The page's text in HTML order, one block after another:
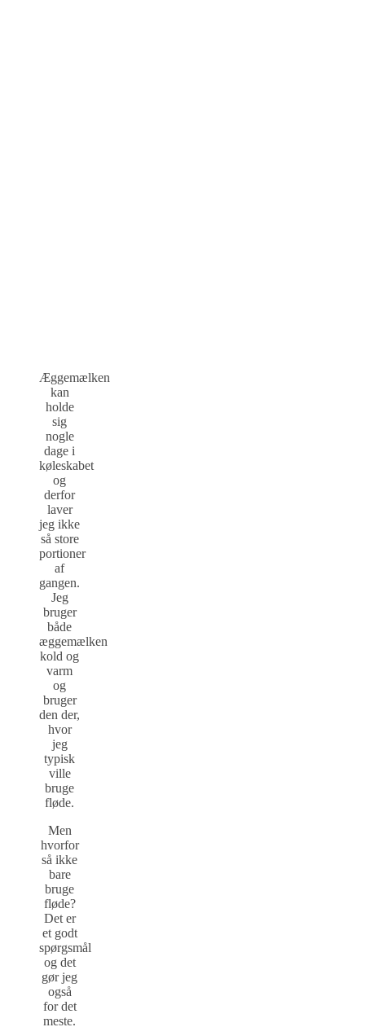
Æggemælken
kan
holde
sig
nogle
dage i
køleskabet
og
derfor
laver
jeg ikke
så store
portioner
af
gangen.
Jeg
bruger
både
æggemælken
kold og
varm
og
bruger
den der,
hvor
jeg
typisk
ville
bruge
fløde.
Men
hvorfor
så ikke
bare
bruge
fløde?
Det er
et godt
spørgsmål
og det
gør jeg
også
for det
meste.